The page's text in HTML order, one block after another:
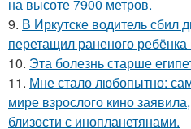
на высоте 7900 метров.
9. В Иркутске водитель сбил
перетащил раненого
10. Эта болезнь старше
11. Мне стало любопытно:
мире взрослого кино
близости с инопланетянами.